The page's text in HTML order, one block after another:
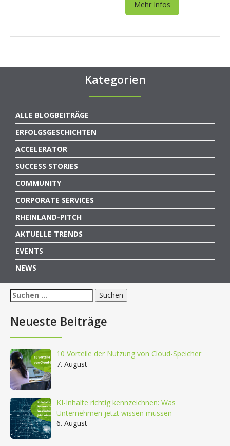
Mehr Infos
Kategorien
ALLE BLOGBEITRÄGE
ERFOLGSGESCHICHTEN
ACCELERATOR
SUCCESS STORIES
COMMUNITY
CORPORATE SERVICES
RHEINLAND-PITCH
AKTUELLE TRENDS
EVENTS
NEWS
Suchen
nach:
Neueste Beiträge
10 Vorteile der Nutzung von Cloud-Speicher
7. August
KI-Inhalte richtig kennzeichnen: Was
Unternehmen jetzt wissen müssen
6. August